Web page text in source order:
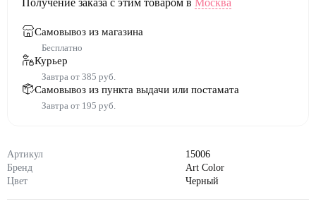
Артикул
15006
Бренд
Art Color
Цвет
Черный
Получение заказа с этим товаром в Москва
Самовывоз из магазина
Бесплатно
Курьер
Завтра от 385 руб.
Самовывоз из пункта выдачи или постамата
Завтра от 195 руб.